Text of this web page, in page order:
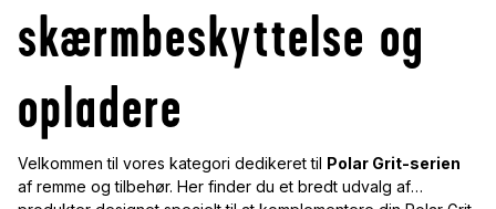
skærmbeskyttelse og
opladere
Velkommen til vores kategori dedikeret til Polar Grit-serien
af remme og tilbehør. Her finder du et bredt udvalg af